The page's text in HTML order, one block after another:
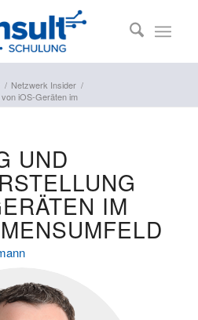
/ Netzwerk Insider /
iOS-Geräten im
UND
IM